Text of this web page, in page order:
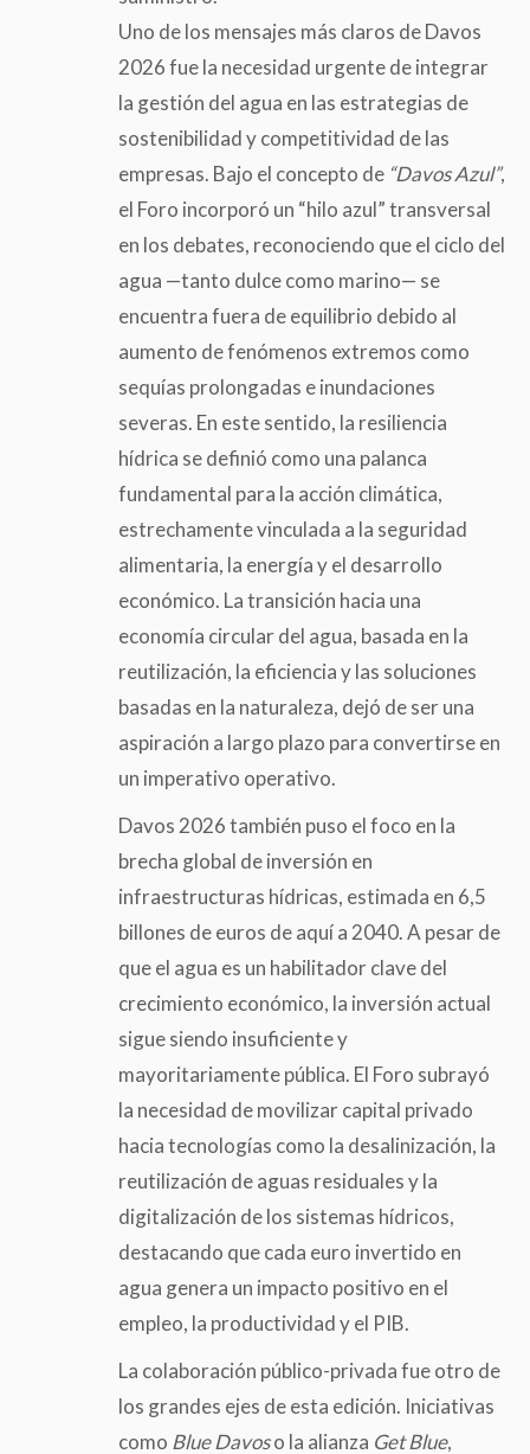
Uno de los mensajes más claros de Davos
2026 fue la necesidad urgente de integrar
la gestión del agua en las estrategias de
sostenibilidad y competitividad de las
empresas. Bajo el concepto de “Davos Azul”,
el Foro incorporó un “hilo azul” transversal
en los debates, reconociendo que el ciclo del
agua —tanto dulce como marino— se
encuentra fuera de equilibrio debido al
aumento de fenómenos extremos como
sequías prolongadas e inundaciones
severas. En este sentido, la resiliencia
hídrica se definió como una palanca
fundamental para la acción climática,
estrechamente vinculada a la seguridad
alimentaria, la energía y el desarrollo
económico. La transición hacia una
economía circular del agua, basada en la
reutilización, la eficiencia y las soluciones
basadas en la naturaleza, dejó de ser una
aspiración a largo plazo para convertirse en
un imperativo operativo.
Davos 2026 también puso el foco en la
brecha global de inversión en
infraestructuras hídricas, estimada en 6,5
billones de euros de aquí a 2040. A pesar de
que el agua es un habilitador clave del
crecimiento económico, la inversión actual
sigue siendo insuficiente y
mayoritariamente pública. El Foro subrayó
la necesidad de movilizar capital privado
hacia tecnologías como la desalinización, la
reutilización de aguas residuales y la
digitalización de los sistemas hídricos,
destacando que cada euro invertido en
agua genera un impacto positivo en el
empleo, la productividad y el PIB.
La colaboración público-privada fue otro de
los grandes ejes de esta edición. Iniciativas
como Blue Davoso la alianza Get Blue,